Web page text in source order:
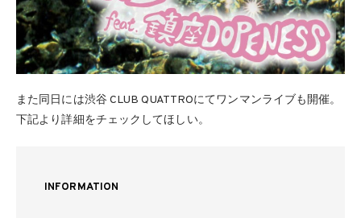
また同日には渋谷 CLUB QUATTROにてワンマンライブも開催。
下記より詳細をチェックしてほしい。
INFORMATION